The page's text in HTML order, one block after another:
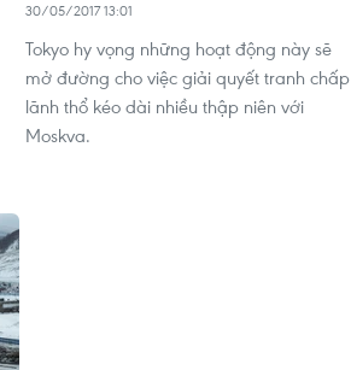
30/05/2017 13:01
Tokyo hy vọng những hoạt động này sẽ
mở đường cho việc giải quyết tranh chấp
lãnh thổ kéo dài nhiều thập niên với
Moskva.